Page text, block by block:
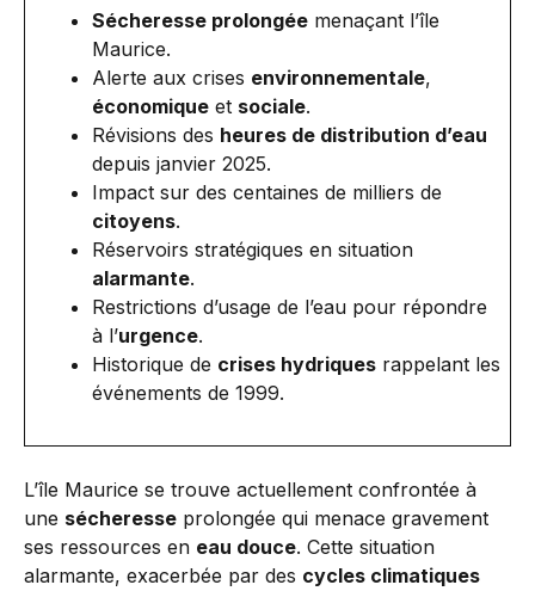
Sécheresse prolongée menaçant l’île
Maurice.
Alerte aux crises environnementale,
économique et sociale.
Révisions des heures de distribution d’eau
depuis janvier 2025.
Impact sur des centaines de milliers de
citoyens.
Réservoirs stratégiques en situation
alarmante.
Restrictions d’usage de l’eau pour répondre
à l’urgence.
Historique de crises hydriques rappelant les
événements de 1999.
L’île Maurice se trouve actuellement confrontée à
une sécheresse prolongée qui menace gravement
ses ressources en eau douce. Cette situation
alarmante, exacerbée par des cycles climatiques